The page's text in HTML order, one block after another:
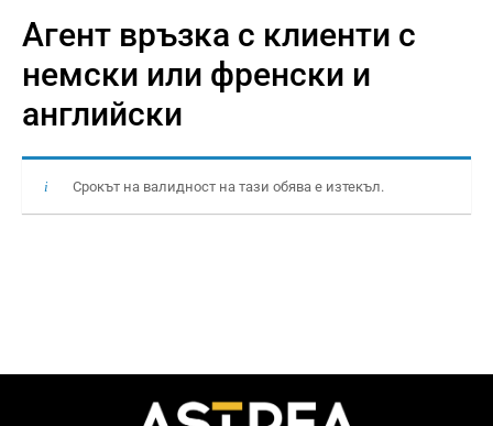
Агент връзка с клиенти с
немски или френски и
английски
Срокът на валидност на тази обява е изтекъл.